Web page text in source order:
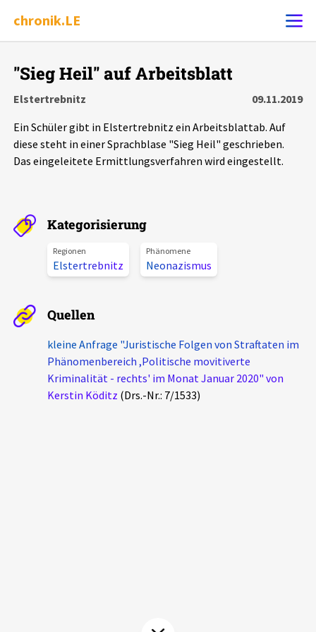
chronik.LE
Ereignis melden
Chronik
Dossiers
Schlaglichter
Aktuelles
Alle Beiträge
Veranstaltungen
Über uns
"Sieg Heil" auf Arbeitsblatt
Elstertrebnitz
09.11.2019
Ein Schüler gibt in Elstertrebnitz ein Arbeitsblattab. Auf
diese steht in einer Sprachblase "Sieg Heil" geschrieben.
Das eingeleitete Ermittlungsverfahren wird eingestellt.
Kategorisierung
Regionen
Elstertrebnitz
Phänomene
Neonazismus
Quellen
kleine Anfrage "Juristische Folgen von Straftaten im
Phänomenbereich ,Politische movitiverte
Kriminalität - rechts' im Monat Januar 2020" von
Kerstin Köditz (Drs.-Nr.: 7/1533)
Alle Ereignisse
Ereignisse Statistik
Exportieren ? Filter Erklärungen